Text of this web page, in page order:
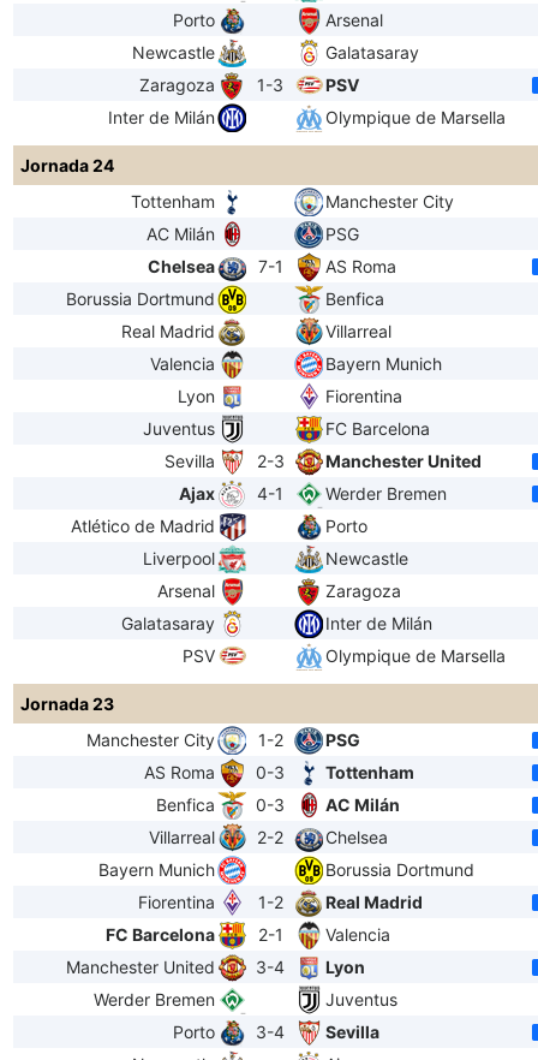
Porto
Arsenal
Newcastle
Galatasaray
Zaragoza
1-3
PSV
Inter de Milán
Olympique de Marsella
Jornada 24
Tottenham
Manchester City
AC Milán
PSG
Chelsea
7-1
AS Roma
Borussia Dortmund
Benfica
Real Madrid
Villarreal
Valencia
Bayern Munich
Lyon
Fiorentina
Juventus
FC Barcelona
Sevilla
2-3
Manchester United
Ajax
4-1
Werder Bremen
Atlético de Madrid
Porto
Liverpool
Newcastle
Arsenal
Zaragoza
Galatasaray
Inter de Milán
PSV
Olympique de Marsella
Jornada 23
Manchester City
1-2
PSG
AS Roma
0-3
Tottenham
Benfica
0-3
AC Milán
Villarreal
2-2
Chelsea
Bayern Munich
Borussia Dortmund
Fiorentina
1-2
Real Madrid
FC Barcelona
2-1
Valencia
Manchester United
3-4
Lyon
Werder Bremen
Juventus
Porto
3-4
Sevilla